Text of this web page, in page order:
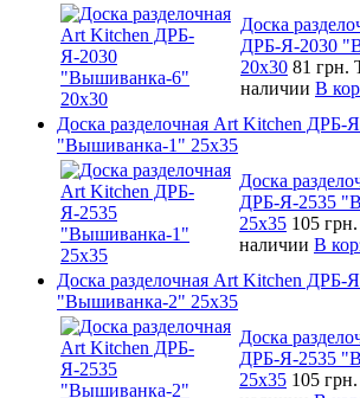
Доска
ДРБ-Я-2030
20х30 81 грн.
наличии В
Доска разделочная Art Kitchen ДРБ-
"Вышиванка-1" 25х35
Доска
ДРБ-Я-2535
25х35 105 грн.
наличии В
Доска разделочная Art Kitchen ДРБ-
"Вышиванка-2" 25х35
Доска
ДРБ-Я-2535
25х35 105 грн.